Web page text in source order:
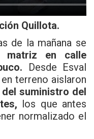
Quillota.
de la mañana se
en calle
Desde Esval
terreno aislaron
suministro del
los que antes
normalizado el